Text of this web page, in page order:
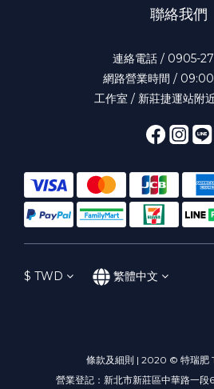
聯絡我們
連絡電話 / 0905-
網路營業時間 /
工作室 / 新莊捷運站附
$ TWD 繁體中文
條款及細則 | 2020 © 特瑞肥
營業登記：新北市新莊區中華路一段